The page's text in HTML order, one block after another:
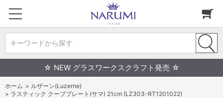
キーワードから探す
☆ NEW グラスワークスクラフト発売 ☆
ホーム > ルザーン(Luzerne)
> ラスティック クーププレート(サマ) 21cm (LZ303-RT1201022)